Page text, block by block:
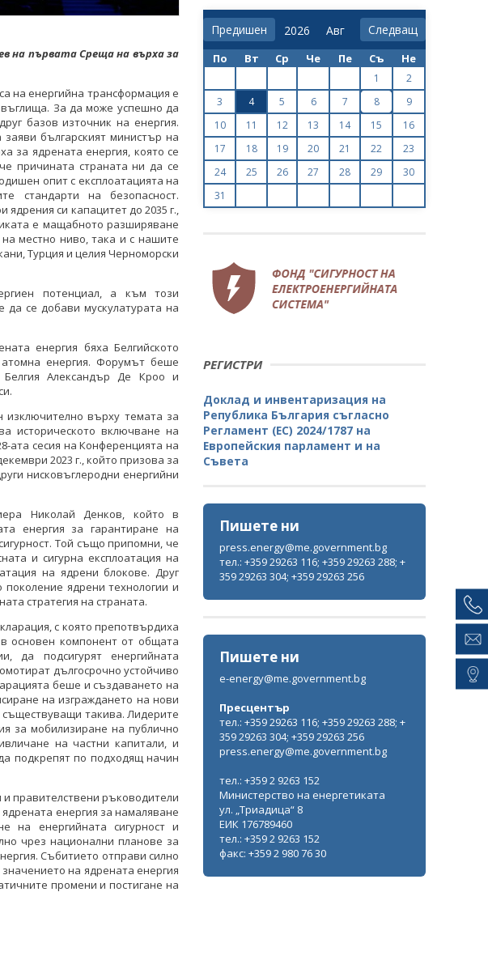
Стартирахме
българската атомна
новата епоха в българската атомна
енергетика
ВСИЧКИ ФОТОГАЛЕРИИ
новата епоха в
на първата Среща на върха за
на енергийна трансформация е
За да може успешно да
базов източник на енергия.
българският министър на
за ядрената енергия, която се
причината страната ни да се
опит с експлоатацията на
стандарти на безопасност.
си капацитет до 2035 г.,
е мащабното разширяване
местно ниво, така и с нашите
Турция и целия Черноморски
потенциал, а към този
да се добави мускулатурата на
енергия бяха Белгийското
енергия. Форумът беше
Белгия Александър Де Кроо и
изключително върху темата за
историческото включване на
ата сесия на Конференцията на
2023 г., който призова за
нисковъглеродни енергийни
Николай Денков, който в
енергия за гарантиране на
Той също припомни, че
и сигурна експлоатация на
на ядрени блокове. Друг
ядрени технологии и
стратегия на страната.
с която препотвърдиха
основен компонент от общата
да подсигурят енергийната
дългосрочно устойчиво
беше и създаването на
на изграждането на нови
такива. Лидерите
за мобилизиране на публично
на частни капитали, и
подкрепят по подходящ начин
правителствени ръководители
енергия за намаляване
на енергийната сигурност и
чрез национални планове за
Събитието отправи силно
на ядрената енергия
промени и постигане на
Предишен Следващ
По Вт Ср Че Пе Съ Не
1
2
3
4 5 6 7 8
9
10
11 12 13 14 15
16
17
18 19 20 21 22
23
24
25 26 27 28 29
30
31
РЕГИСТРИ
Доклад и инвентаризация на
Република България съгласно
Регламент (ЕС) 2024/1787 на
Европейския парламент и на
Съвета
Пишете ни
press.energy@me.government.bg
тел.: +359 29263 116; +359 29263 288; +
359 29263 304; +359 29263 256
Пишете ни
e-energy@me.government.bg
Пресцентър
тел.: +359 29263 116; +359 29263 288; +
359 29263 304; +359 29263 256
press.energy@me.government.bg
тел.: +359 2 9263 152
Министерство на енергетиката
ул. „Триадица“ 8
ЕИК 176789460
тел.: +359 2 9263 152
факс: +359 2 980 76 30